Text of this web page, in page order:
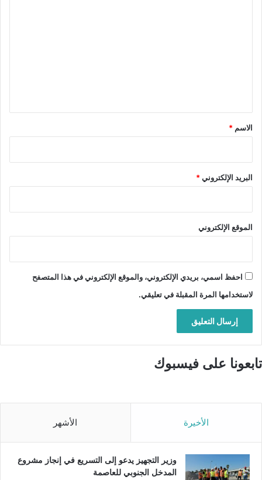
*
الاسم *
البريد الإلكتروني*
الموقع الإلكتروني
احفظ اسمي، بريدي الإلكتروني، والموقع الإلكتروني في هذا المتصفح
لاستخدامها المرة المقبلة في تعليقي.
تابعونا على فيسبوك
الأخيرة الأشهر
وزير التجهيز يدعو إلى التسريع في إنجاز مشروع
المدخل الجنوبي للعاصمة